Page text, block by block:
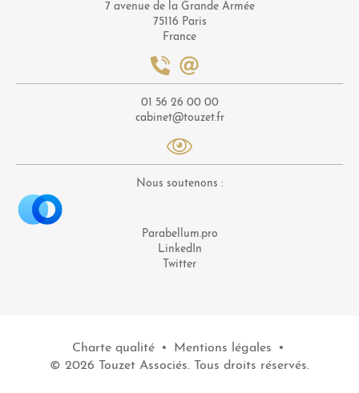
7 avenue de la Grande Armée
75116 Paris
France
01 56 26 00 00
cabinet@touzet.fr
Nous soutenons :
Parabellum.pro
LinkedIn
Twitter
Charte qualité • Mentions légales
•
© 2026 Touzet Associés. Tous droits réservés.